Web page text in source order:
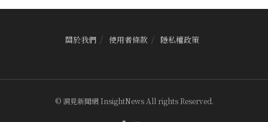
關於我們 使用者條款 隱私權政策
© 洞見新聞網 InsightNews All rights Reserved.